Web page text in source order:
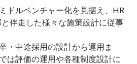
ドルベンチャー化を見据え、HR
伴走した様々な施策設計に従事
・中途採用の設計から運用ま
は評価の運用や各種制度設計に